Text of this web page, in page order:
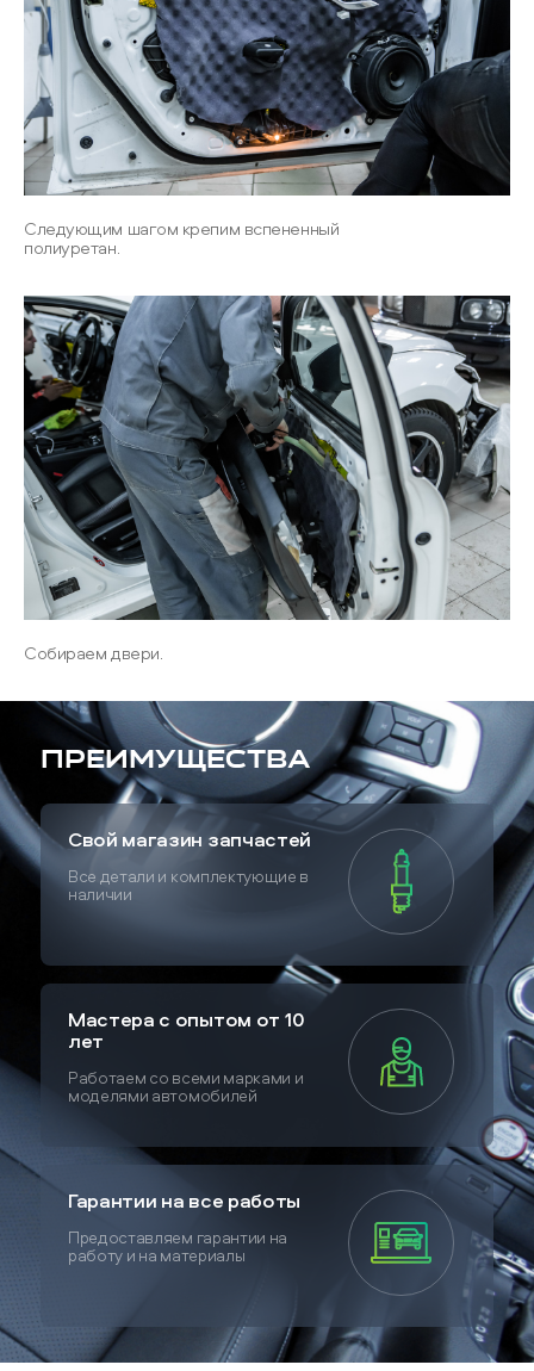
Следующим шагом крепим вспененный
полиуретан.
Собираем двери.
Преимущества
Свой магазин запчастей
Все детали и комплектующие в
наличии
Мастера с опытом от 10
лет
Работаем со всеми марками и
моделями автомобилей
Гарантии на все работы
Предоставляем гарантии на
работу и на материалы